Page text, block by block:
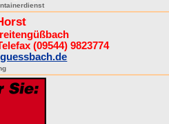
(09544) 9823774